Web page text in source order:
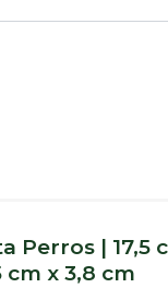
Perros | 17,5
cm x 3,8 cm